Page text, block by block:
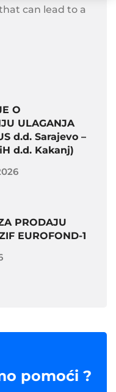
can lead to a
O
ULAGANJA
d.d. Sarajevo –
d.d. Kakanj)
PRODAJU
EUROFOND-1
pomoći ?